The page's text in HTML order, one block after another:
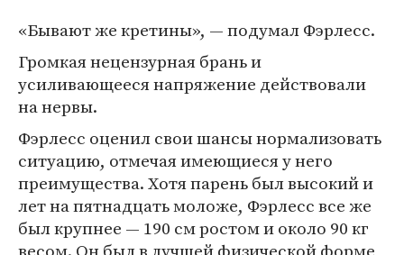
«Бывают же кретины», — подумал Фэрлесс.
Громкая нецензурная брань и
усиливающееся напряжение действовали
на нервы.
Фэрлесс оценил свои шансы нормализовать
ситуацию, отмечая имеющиеся у него
преимущества. Хотя парень был высокий и
лет на пятнадцать моложе, Фэрлесс все же
был крупнее — 190 см ростом и около 90 кг